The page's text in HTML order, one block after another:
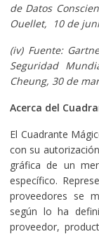
de Datos
Ouellet, 10 de
(iv) Fuente:
Seguridad
Cheung, 30 de
Acerca del
El Cuadrante
con su
gráfica de un
específico.
proveedores se
según lo ha
proveedor,